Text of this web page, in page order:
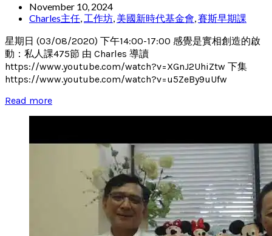
November 10, 2024
Charles主任, 工作坊, 美國新時代基金會,賽斯早期課
星期日 (03/08/2020) 下午14:00-17:00 感覺是實相創造的啟
動：私人課475節 由 Charles 導讀
https://www.youtube.com/watch?v=XGnJ2UhiZtw 下集
https://www.youtube.com/watch?v=u5ZeBy9uUfw
Read more